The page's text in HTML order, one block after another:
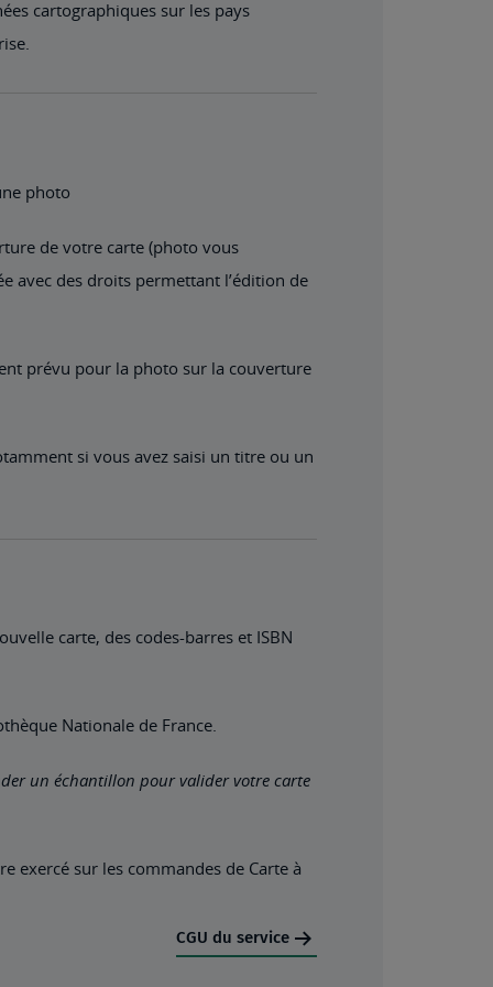
cartographiques sur les pays
photo
de votre carte (photo vous
avec des droits permettant l’édition de
prévu pour la photo sur la couverture
si vous avez saisi un titre ou un
carte, des codes-barres et ISBN
Nationale de France.
un échantillon pour valider votre carte
exercé sur les commandes de Carte à
CGU du service